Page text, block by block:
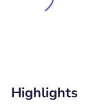
Highlights